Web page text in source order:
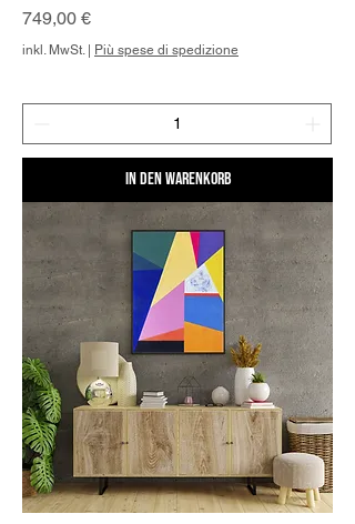
Preis
749,00 €
inkl. MwSt. | Più spese di spedizione
In den Warenkorb